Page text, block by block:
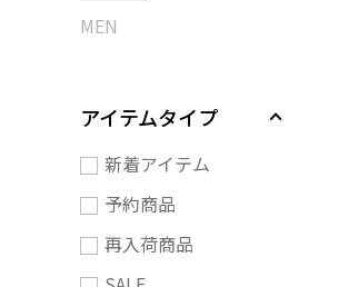
MEN
アイテムタイプ
新着アイテム
予約商品
再入荷商品